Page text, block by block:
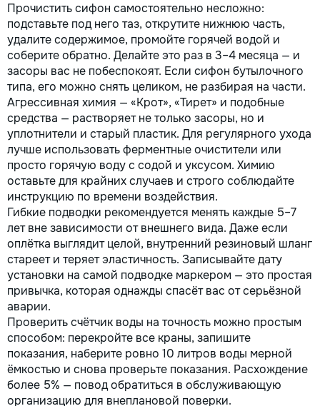
Прочистить сифон самостоятельно несложно:
подставьте под него таз, открутите нижнюю часть,
удалите содержимое, промойте горячей водой и
соберите обратно. Делайте это раз в 3–4 месяца — и
засоры вас не побеспокоят. Если сифон бутылочного
типа, его можно снять целиком, не разбирая на части.
Агрессивная химия — «Крот», «Тирет» и подобные
средства — растворяет не только засоры, но и
уплотнители и старый пластик. Для регулярного ухода
лучше использовать ферментные очистители или
просто горячую воду с содой и уксусом. Химию
оставьте для крайних случаев и строго соблюдайте
инструкцию по времени воздействия.
Гибкие подводки рекомендуется менять каждые 5–7
лет вне зависимости от внешнего вида. Даже если
оплётка выглядит целой, внутренний резиновый шланг
стареет и теряет эластичность. Записывайте дату
установки на самой подводке маркером — это простая
привычка, которая однажды спасёт вас от серьёзной
аварии.
Проверить счётчик воды на точность можно простым
способом: перекройте все краны, запишите
показания, наберите ровно 10 литров воды мерной
ёмкостью и снова проверьте показания. Расхождение
более 5% — повод обратиться в обслуживающую
организацию для внеплановой поверки.